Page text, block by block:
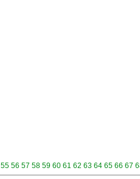
55 56 57 58 59 60 61 62 63 64 65 66 67